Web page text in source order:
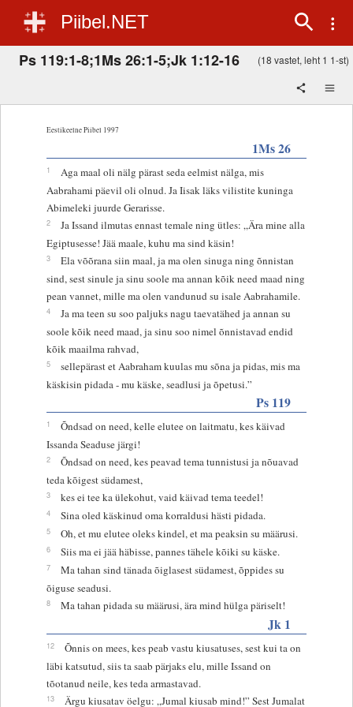
Piibel.NET
Ps 119:1-8;1Ms 26:1-5;Jk 1:12-16 (18 vastet, leht 1 1-st)
Eestikeelne Piibel 1997
1Ms 26
1
Aga maal oli nälg pärast seda eelmist nälga, mis
Aabrahami päevil oli olnud. Ja Iisak läks vilistite kuninga
Abimeleki juurde Gerarisse.
2
Ja Issand ilmutas ennast temale ning ütles: „Ära mine alla
Egiptusesse! Jää maale, kuhu ma sind käsin!
3
Ela võõrana siin maal, ja ma olen sinuga ning õnnistan
sind, sest sinule ja sinu soole ma annan kõik need maad ning
pean vannet, mille ma olen vandunud su isale Aabrahamile.
4
Ja ma teen su soo paljuks nagu taevatähed ja annan su
soole kõik need maad, ja sinu soo nimel õnnistavad endid
kõik maailma rahvad,
5
sellepärast et Aabraham kuulas mu sõna ja pidas, mis ma
käskisin pidada - mu käske, seadlusi ja õpetusi.”
Ps 119
1
Õndsad on need, kelle elutee on laitmatu, kes käivad
Issanda Seaduse järgi!
2
Õndsad on need, kes peavad tema tunnistusi ja nõuavad
teda kõigest südamest,
3 kes ei tee ka ülekohut, vaid käivad tema teedel!
4 Sina oled käskinud oma korraldusi hästi pidada.
5 Oh, et mu elutee oleks kindel, et ma peaksin su määrusi.
6 Siis ma ei jää häbisse, pannes tähele kõiki su käske.
7
Ma tahan sind tänada õiglasest südamest, õppides su
õiguse seadusi.
8 Ma tahan pidada su määrusi, ära mind hülga päriselt!
Jk 1
12
Õnnis on mees, kes peab vastu kiusatuses, sest kui ta on
läbi katsutud, siis ta saab pärjaks elu, mille Issand on
tõotanud neile, kes teda armastavad.
13 Ärgu kiusatav öelgu: „Jumal kiusab mind!” Sest Jumalat